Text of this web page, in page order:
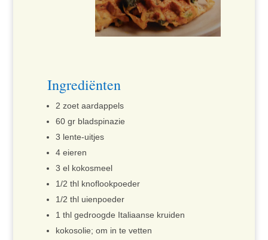
Ingrediënten
2 zoet aardappels
60 gr bladspinazie
3 lente-uitjes
4 eieren
3 el kokosmeel
1/2 thl knoflookpoeder
1/2 thl uienpoeder
1 thl gedroogde Italiaanse kruiden
kokosolie; om in te vetten